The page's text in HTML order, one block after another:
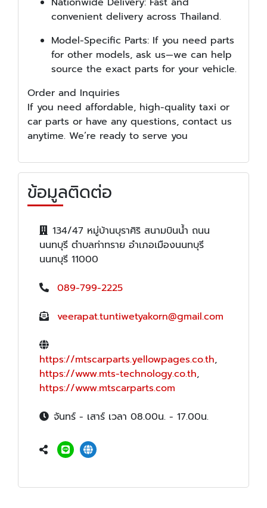
convenient delivery across Thailand.
Model-Specific Parts: If you need parts
for other models, ask us—we can help
source the exact parts for your vehicle.
Order and Inquiries
If you need affordable, high-quality taxi or
car parts or have any questions, contact us
anytime. We’re ready to serve you
ข้อมูลติดต่อ
134/47 หมู่บ้านบุราศิริ สนามบินน้ำ ถนน
นนทบุรี ตำบลท่าทราย อำเภอเมืองนนทบุรี
นนทบุรี 11000
089-799-2225
veerapat.tuntiwetyakorn@gmail.com
https://mtscarparts.yellowpages.co.th,
https://www.mts-technology.co.th,
https://www.mtscarparts.com
จันทร์ - เสาร์ เวลา 08.00น. - 17.00น.